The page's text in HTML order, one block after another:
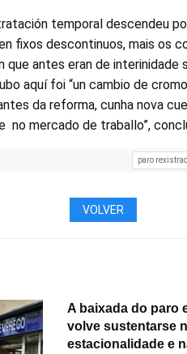
temporal descendeu
fixos descontinuos, mais os
antes eran de interinidade
aquí foi “un cambio de
da reforma, cunha nova
no mercado de traballo”,
paro
VOLVER
A baixada do paro
volve sustentarse
estacionalidade e